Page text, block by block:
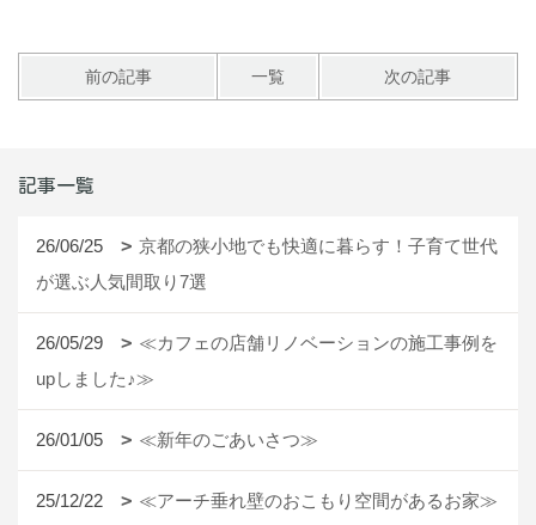
前の記事 一覧 次の記事
記事一覧
26/06/25
京都の狭小地でも快適に暮らす！子育て世代
が選ぶ人気間取り7選
26/05/29
≪カフェの店舗リノベーションの施工事例を
upしました♪≫
26/01/05 ≪新年のごあいさつ≫
25/12/22 ≪アーチ垂れ壁のおこもり空間があるお家≫